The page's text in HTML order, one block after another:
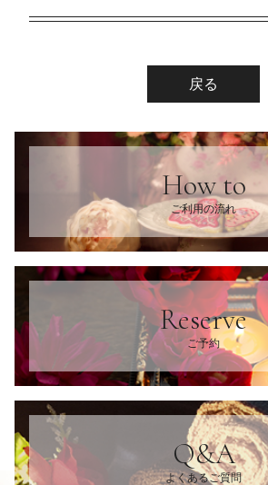
戻る
How to
ご利用の流れ
Reserve
ご予約
Q&A
よくあるご質問